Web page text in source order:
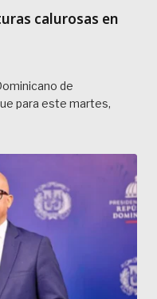
calurosas en
de
para este martes,